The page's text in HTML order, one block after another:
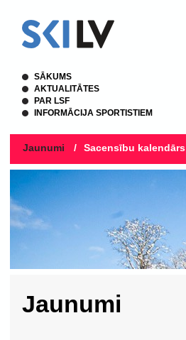
SĀKUMS
AKTUALITĀTES
PAR LSF
INFORMĀCIJA SPORTISTIEM
Jaunumi / Sacensību kalendārs
Jaunumi